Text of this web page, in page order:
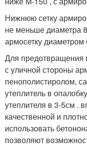
Нижнюю сетку
не меньше диаметра
армосетку диаметром
Для предотвращения
с уличной стороны
пенополистиролом,
утеплитель в
утеплителя в 3-5см .
качественной и
использовать
позволяют